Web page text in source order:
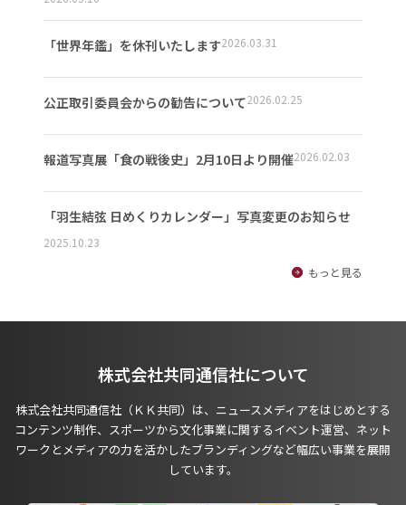
「世界年鑑」を休刊いたします2026.03.31
公正取引委員会からの勧告について2026.02.25
報道写真展「食の戦後史」2月10日より開催2026.02.03
「羽生結弦 日めくりカレンダー」写真変更のお知らせ
2025.10.23
もっと見る
株式会社共同通信社について
株式会社共同通信社（ＫＫ共同）は、ニュースメディアをはじめとする
コンテンツ制作、スポーツから文化事業に関するイベント運営、ネット
ワークとメディアの力を活かしたブランディングなど幅広い事業を展開
しています。